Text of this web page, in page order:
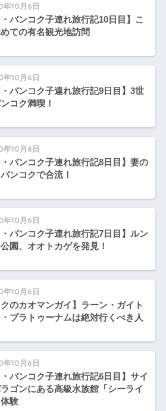
年10月6日
・バンコク子連れ旅行記10日目】こ
ての有名観光地訪問
年10月6日
・バンコク子連れ旅行記9日目】3世
コク満喫！
年10月6日
・バンコク子連れ旅行記8日目】妻の
ンコクで合流！
年10月6日
・バンコク子連れ旅行記7日目】ルン
園、オオトカゲを発見！
年10月6日
クのカオマンガイ】ラーン・ガイト
プラトゥーナムは絶対行くべき人
年10月6日
・バンコク子連れ旅行記6日目】サイ
ゴンにある高級水族館「シーライ
験